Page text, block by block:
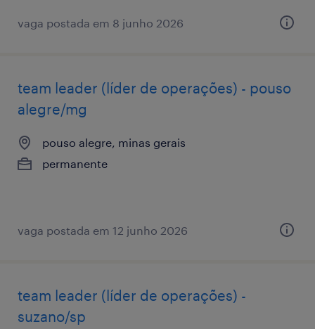
vaga postada em 8 junho 2026
team leader (líder de operações) - pouso
alegre/mg
pouso alegre, minas gerais
permanente
vaga postada em 12 junho 2026
team leader (líder de operações) -
suzano/sp